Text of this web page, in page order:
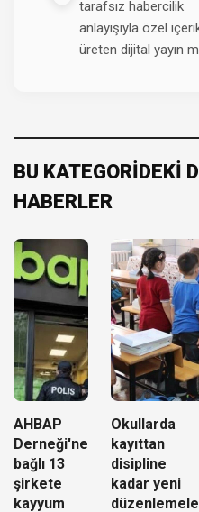
tarafsız habercilik
anlayışıyla özel
üreten dijital yayın
BU KATEGORİDEKİ
HABERLER
AHBAP
Derneği'ne
bağlı 13
şirkete
kayyum
Okullarda
kayıttan
disipline
kadar yeni